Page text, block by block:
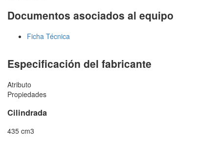
Documentos asociados al equipo
Ficha Técnica
Especificación del fabricante
Atributo
Propiedades
Cilindrada
435 cm3